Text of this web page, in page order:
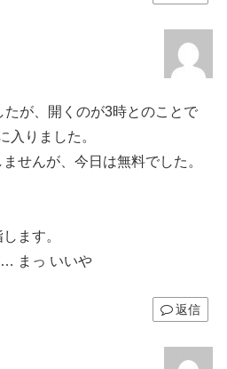
が、開くのが3時とのことで
入りました。
せんが、今日は無料でした。
ます。
まっ いいや
返信